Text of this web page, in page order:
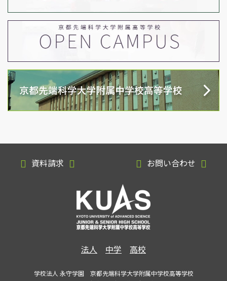
資料請求 お問い合わせ
法人 中学 高校
学校法人 永守学園 京都先端科学大学附属中学校高等学校